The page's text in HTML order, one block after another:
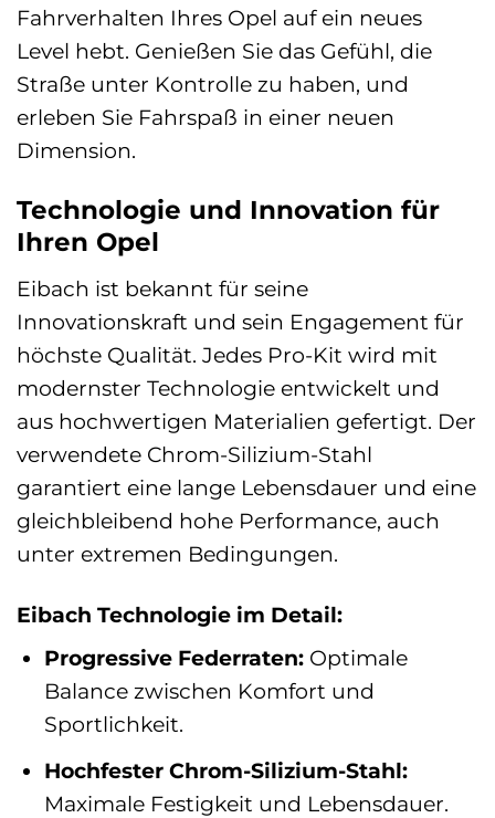
Fahrverhalten Ihres Opel auf ein neues
Level hebt. Genießen Sie das Gefühl, die
Straße unter Kontrolle zu haben, und
erleben Sie Fahrspaß in einer neuen
Dimension.
Technologie und Innovation für
Ihren Opel
Eibach ist bekannt für seine
Innovationskraft und sein Engagement für
höchste Qualität. Jedes Pro-Kit wird mit
modernster Technologie entwickelt und
aus hochwertigen Materialien gefertigt. Der
verwendete Chrom-Silizium-Stahl
garantiert eine lange Lebensdauer und eine
gleichbleibend hohe Performance, auch
unter extremen Bedingungen.
Eibach Technologie im Detail:
Progressive Federraten:Optimale
Balance zwischen Komfort und
Sportlichkeit.
Hochfester Chrom-Silizium-Stahl:
Maximale Festigkeit und Lebensdauer.